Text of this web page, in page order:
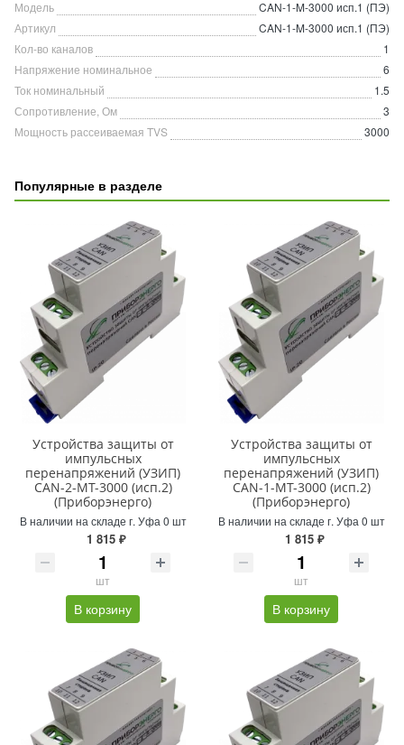
Модель
CAN-1-M-3000 исп.1 (ПЭ)
Артикул
CAN-1-M-3000 исп.1 (ПЭ)
Кол-во каналов
1
Напряжение номинальное
6
Ток номинальный
1.5
Сопротивление, Ом
3
Мощность рассеиваемая TVS
3000
Популярные в разделе
Устройства защиты от
импульсных
перенапряжений (УЗИП)
CAN-2-MT-3000 (исп.2)
(Приборэнерго)
В наличии на складе г. Уфа 0 шт
1 815 ₽
шт
В корзину
Устройства защиты от
импульсных
перенапряжений (УЗИП)
CAN-1-MT-3000 (исп.2)
(Приборэнерго)
В наличии на складе г. Уфа 0 шт
1 815 ₽
шт
В корзину